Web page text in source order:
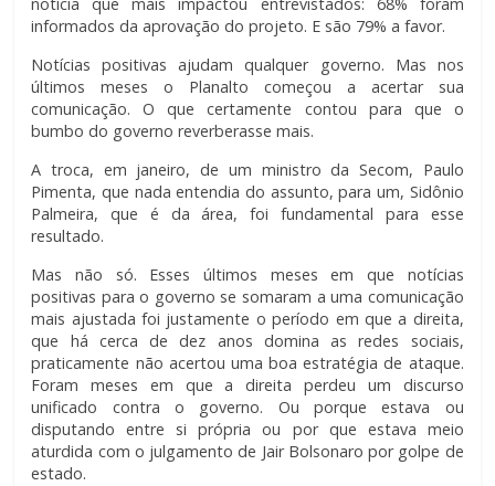
informados da aprovação do projeto. E são 79% a favor.
Notícias positivas ajudam qualquer governo. Mas nos
últimos meses o Planalto começou a acertar sua
comunicação. O que certamente contou para que o
bumbo do governo reverberasse mais.
A troca, em janeiro, de um ministro da Secom, Paulo
Pimenta, que nada entendia do assunto, para um, Sidônio
Palmeira, que é da área, foi fundamental para esse
resultado.
Mas não só. Esses últimos meses em que notícias
positivas para o governo se somaram a uma comunicação
mais ajustada foi justamente o período em que a direita,
que há cerca de dez anos domina as redes sociais,
praticamente não acertou uma boa estratégia de ataque.
Foram meses em que a direita perdeu um discurso
unificado contra o governo. Ou porque estava ou
disputando entre si própria ou por que estava meio
aturdida com o julgamento de Jair Bolsonaro por golpe de
estado.